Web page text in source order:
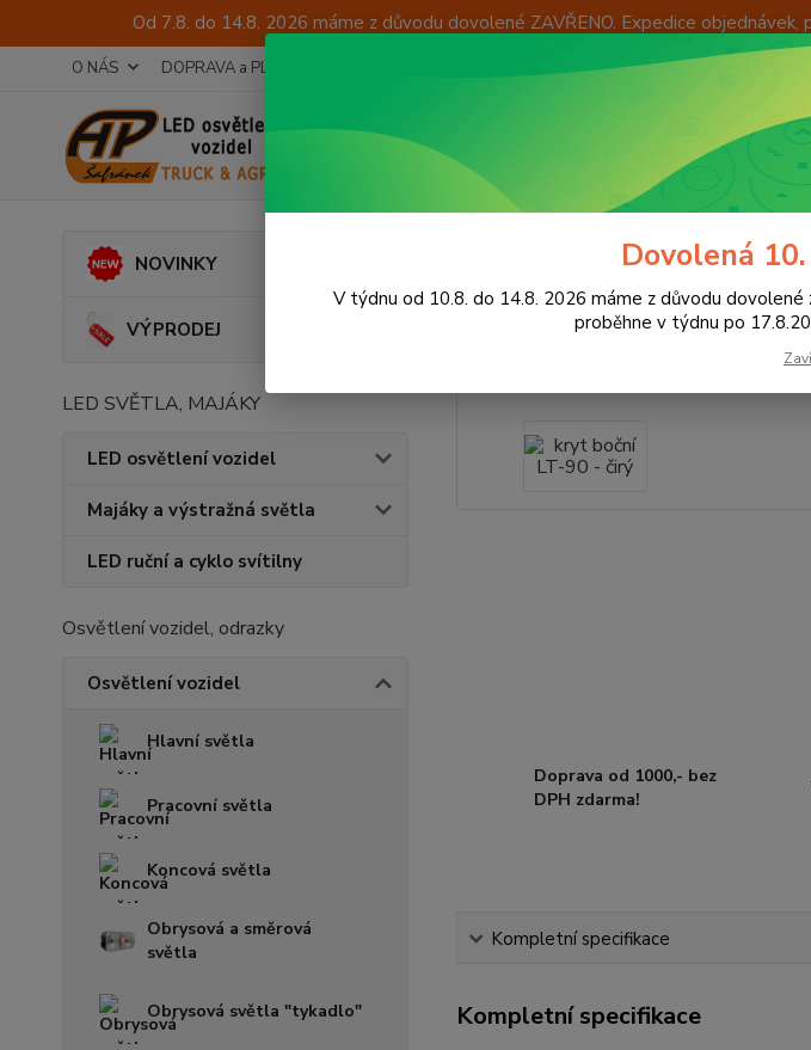
Od 7.8. do 14.8. 2026 máme z důvodu dovolené ZAVŘENO. Expedice
O NÁS DOPRAVA a PLATBA OKAMŽITÁ VÝMĚNA ZBOŽÍ
NOVINKY
VÝPRODEJ
LED SVĚTLA, MAJÁKY
LED osvětlení vozidel
Majáky a výstražná světla
LED ruční a cyklo svítilny
Osvětlení vozidel, odrazky
Osvětlení vozidel
Hlavní světla
Pracovní světla
Koncová světla
Obrysová a směrová
světla
Obrysová světla "tykadlo"
Osvětlení vozidel Kryty světel
kryt boční LT-90 -
Doprava od 1000,- bez
DPH zdarma!
Kompletní specifikace
Kompletní specifikace
Dovolená
V týdnu od 10.8. do 14.8. 2026 máme z důvodu
proběhne v týdnu po